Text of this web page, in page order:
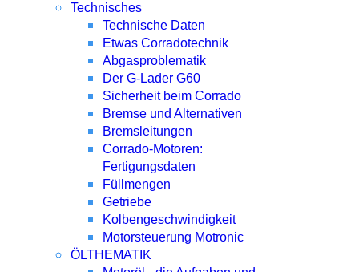
Technisches
Technische Daten
Etwas Corradotechnik
Abgasproblematik
Der G-Lader G60
Sicherheit beim Corrado
Bremse und Alternativen
Bremsleitungen
Corrado-Motoren:
Fertigungsdaten
Füllmengen
Getriebe
Kolbengeschwindigkeit
Motorsteuerung Motronic
ÖLTHEMATIK